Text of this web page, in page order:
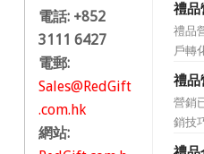
電話: +852
3111 6427
電郵:
Sales@RedGift
.com.hk
網站:
禮品
禮品
戶轉
相應
制定
入，
持。
禮品
營銷
銷技
時最